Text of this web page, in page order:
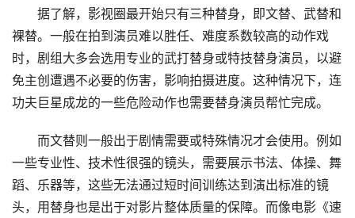
据了解，影视圈最开始只有三种替身，即文替、武替和
裸替。一般在拍到演员难以胜任、难度系数较高的动作戏
时，剧组大多会选用专业的武打替身或特技替身演员，以避
免主创遭遇不必要的伤害，影响拍摄进度。这种情况下，连
功夫巨星成龙的一些危险动作也需要替身演员帮忙完成。
而文替则一般出于剧情需要或特殊情况才会使用。例如
一些专业性、技术性很强的镜头，需要展示书法、体操、舞
蹈、乐器等，这些无法通过短时间训练达到演出标准的镜
头，用替身也是出于对影片整体质量的保障。而像电影《速